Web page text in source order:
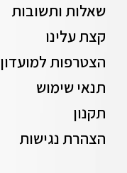
שאלות ותשובות
קצת עלינו
הצטרפות למועדון
תנאי שימוש
תקנון
הצהרת נגישות